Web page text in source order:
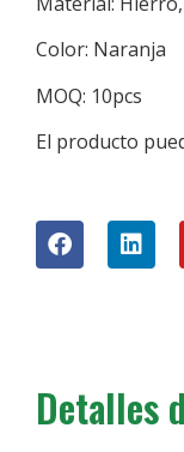
Color: Naranja
MOQ: 10pcs
El producto
Detalles